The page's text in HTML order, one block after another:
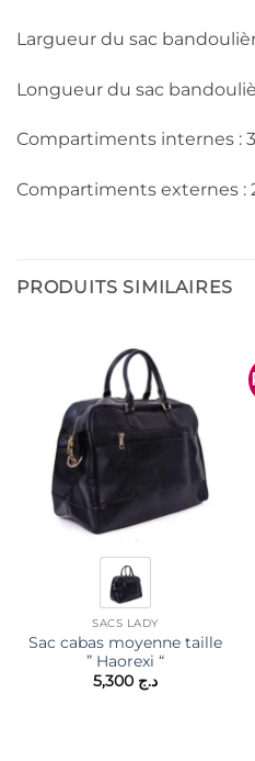
Largueur du sac
Longueur du sac
Compartiments internes : 3
Compartiments externes :
PRODUITS SIMILAIRES
SACS LADY
Sac cabas moyenne taille
” Haorexi “
د.ج